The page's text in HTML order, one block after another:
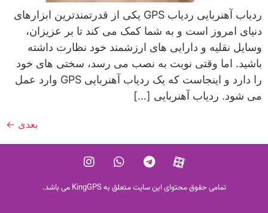
ردیاب آهنربایی ردیاب GPS یکی از قدرتمندترین ابزارهای
دنیای امروز است و به شما کمک می کند تا بر عزیزان،
وسایل نقلیه و دارایی های ارزشمند خود نظارت داشته
باشید. اما وقتی نوبت به نصب می رسد، سختی های خود
را دارد و اینجاست که یک ردیاب آهنربایی GPS وارد عمل
می شود. ردیاب آهنربایی […]
بعدی ←
تمامی حقوق محتوای این سایت متعلق به KingGPS می باشد.